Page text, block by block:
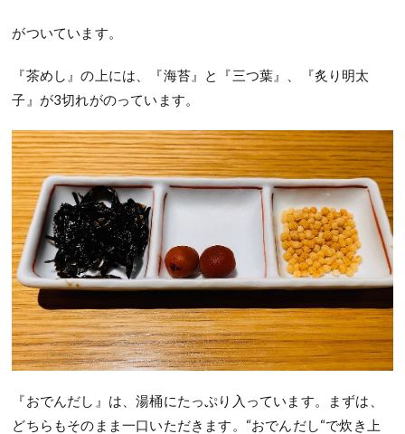
がついています。
『茶めし』の上には、『海苔』と『三つ葉』、『炙り明太
子』が3切れがのっています。
『おでんだし』は、湯桶にたっぷり入っています。まずは、
どちらもそのまま一口いただきます。“おでんだし“で炊き上